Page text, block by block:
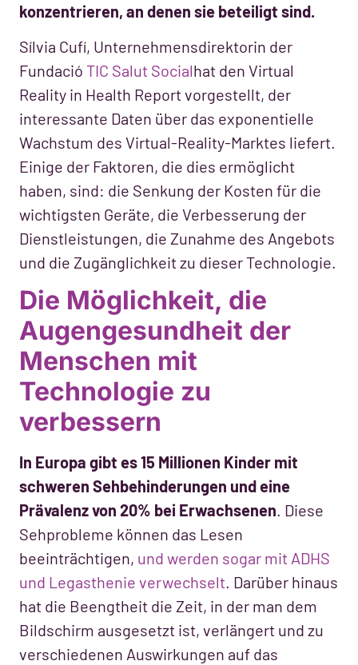
konzentrieren, an denen sie beteiligt sind.
Sílvia Cufí, Unternehmensdirektorin der
Fundació TIC Salut Socialhat den Virtual
Reality in Health Report vorgestellt, der
interessante Daten über das exponentielle
Wachstum des Virtual-Reality-Marktes liefert.
Einige der Faktoren, die dies ermöglicht
haben, sind: die Senkung der Kosten für die
wichtigsten Geräte, die Verbesserung der
Dienstleistungen, die Zunahme des Angebots
und die Zugänglichkeit zu dieser Technologie.
Die Möglichkeit, die
Augengesundheit der
Menschen mit
Technologie zu
verbessern
In Europa gibt es 15 Millionen Kinder mit
schweren Sehbehinderungen und eine
Prävalenz von 20% bei Erwachsenen. Diese
Sehprobleme können das Lesen
beeinträchtigen, und werden sogar mit ADHS
und Legasthenie verwechselt. Darüber hinaus
hat die Beengtheit die Zeit, in der man dem
Bildschirm ausgesetzt ist, verlängert und zu
verschiedenen Auswirkungen auf das